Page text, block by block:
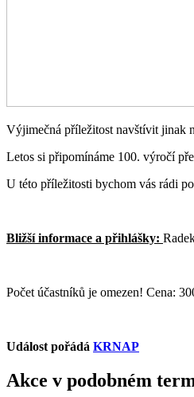
Výjimečná příležitost navštívit jinak
Letos si připomínáme 100. výročí
U této příležitosti bychom vás rádi
Bližší informace a přihlášky:
Počet účastníků je omezen! Cena:
Událost pořádá KRNAP
Akce v podobném